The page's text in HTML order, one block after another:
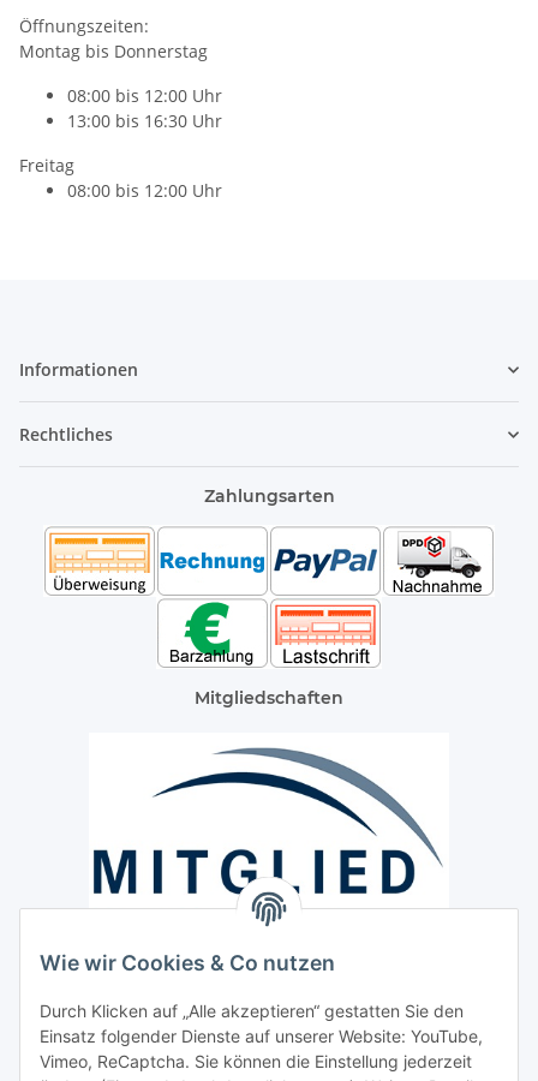
Wie wir Cookies & Co nutzen
Durch Klicken auf „Alle akzeptieren“ gestatten Sie den
Einsatz folgender Dienste auf unserer Website: YouTube,
Vimeo, ReCaptcha. Sie können die Einstellung jederzeit
Öffnungszeiten:
Montag bis Donnerstag
08:00 bis 12:00 Uhr
13:00 bis 16:30 Uhr
Freitag
08:00 bis 12:00 Uhr
Informationen
Rechtliches
Zahlungsarten
Mitgliedschaften
Paketdienst und Spedition
Regionaler Lieferservice im Umkreis von ca. 60 Km